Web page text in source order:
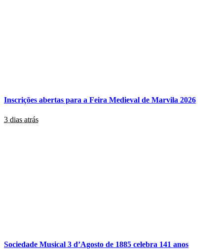
Inscrições abertas para a Feira Medieval de Marvila 2026
3 dias atrás
Sociedade Musical 3 d’Agosto de 1885 celebra 141 anos